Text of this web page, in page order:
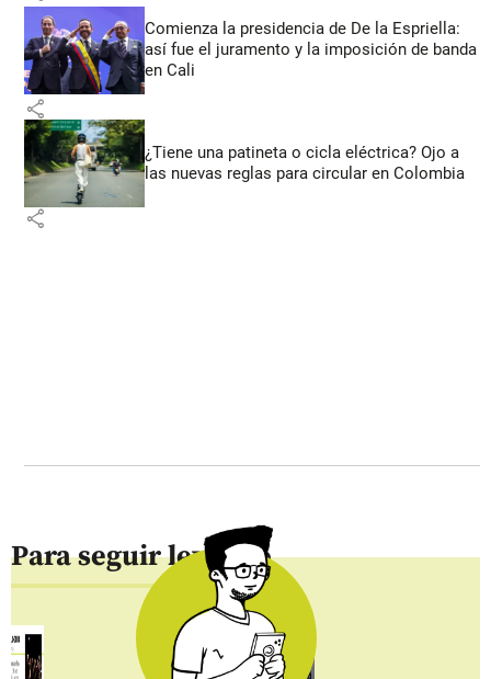
Comienza la presidencia de De la Espriella:
así fue el juramento y la imposición de banda
en Cali
share
¿Tiene una patineta o cicla eléctrica? Ojo a
las nuevas reglas para circular en Colombia
share
Para seguir leyendo